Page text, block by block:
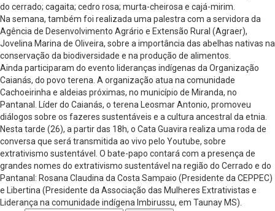
do cerrado; cagaita; cedro rosa; murta-cheirosa e cajá-mirim.
Na semana, também foi realizada uma palestra com a servidora da
Agência de Desenvolvimento Agrário e Extensão Rural (Agraer),
Jovelina Marina de Oliveira, sobre a importância das abelhas nativas na
conservação da biodiversidade e na produção de alimentos.
Ainda participaram do evento lideranças indígenas da Organização
Caianás, do povo terena. A organização atua na comunidade
Cachoeirinha e aldeias próximas, no município de Miranda, no
Pantanal. Líder do Caianás, o terena Leosmar Antonio, promoveu
diálogos sobre os fazeres sustentáveis e a cultura ancestral da etnia.
Nesta tarde (26), a partir das 18h, o Cata Guavira realiza uma roda de
conversa que será transmitida ao vivo pelo Youtube, sobre
extrativismo sustentável. O bate-papo contará com a presença de
grandes nomes do extrativismo sustentável na região do Cerrado e do
Pantanal: Rosana Claudina da Costa Sampaio (Presidente da CEPPEC)
e Libertina (Presidente da Associação das Mulheres Extrativistas e
Liderança na comunidade indígena Imbirussu, em Taunay MS).